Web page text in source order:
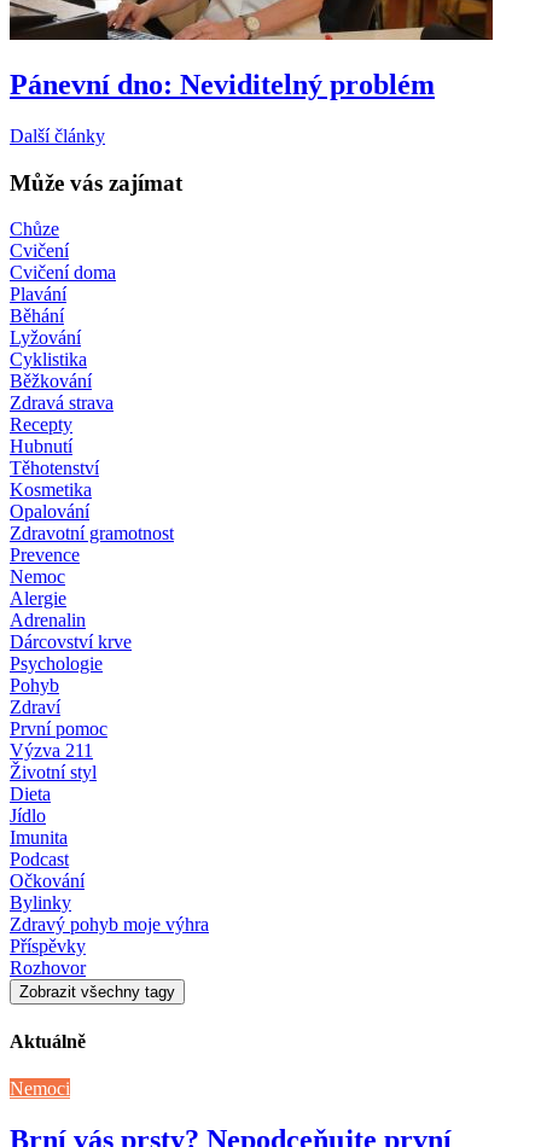
Pánevní dno: Neviditelný problém
Další články
Může vás zajímat
Chůze
Cvičení
Cvičení doma
Plavání
Běhání
Lyžování
Cyklistika
Běžkování
Zdravá strava
Recepty
Hubnutí
Těhotenství
Kosmetika
Opalování
Zdravotní gramotnost
Prevence
Nemoc
Alergie
Adrenalin
Dárcovství krve
Psychologie
Pohyb
Zdraví
První pomoc
Výzva 211
Životní styl
Dieta
Jídlo
Imunita
Podcast
Očkování
Bylinky
Zdravý pohyb moje výhra
Příspěvky
Rozhovor
Zobrazit všechny tagy
Aktuálně
Nemoci
Brní vás prsty? Nepodceňujte první